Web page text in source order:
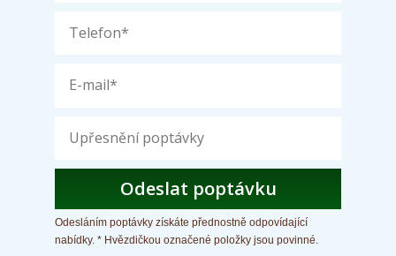
Odeslat poptávku
Odesláním poptávky získáte přednostně odpovídající
nabídky. * Hvězdičkou označené položky jsou povinné.